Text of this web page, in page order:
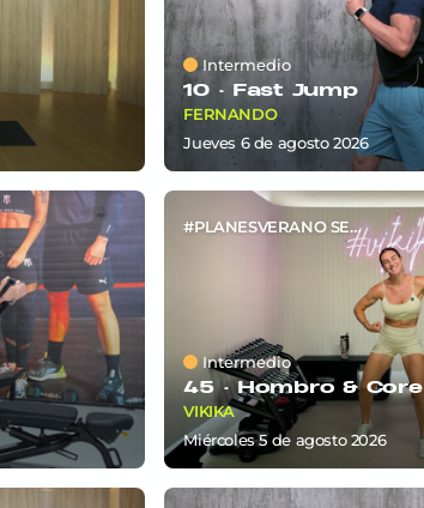
Intermedio
10 · Fast Jump
FERNANDO
jueves 6de agosto 2026
#PLANESVERANO SEM6
Intermedio
45 · Hombro & Core
VIKIKA
miércoles 5de agosto 2026